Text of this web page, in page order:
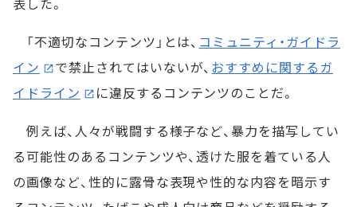
「不適切なコンテンツ」とは、 コミュニティ・ガイドラ
イン
で禁止されてはいないが、 おすすめに関するガ
イドライン
に違反するコンテンツのことだ。
例えば、人々が戦闘する様子など、暴力を描写してい
る可能性のあるコンテンツや、透けた服を着ている人
の画像など、性的に露骨な表現や性的な内容を暗示す